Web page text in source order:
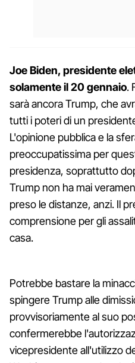
Joe Biden, presidente
solamente il 20 gennaio.
sarà ancora Trump, che
tutti i poteri di un
L'opinione pubblica e la
preoccupatissima per
presidenza, soprattutto
Trump non ha mai
preso le distanze, anzi. Il
comprensione per gli
casa.
Potrebbe bastare la
spingere Trump alle
provvisoriamente al suo
confermerebbe
vicepresidente all'utilizzo